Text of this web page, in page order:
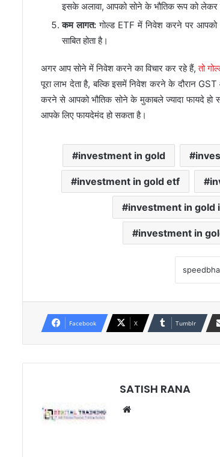
इसके अलावा, आपको सोने के भौतिक रूप को लेकर
कम लागत:गोल्ड ETF में निवेश करने पर आपको
साबित होता है।
अगर आप सोने में निवेश करने का विचार कर रहे हैं, तो
पूरा लाभ देता है, बल्कि इसमें निवेश करने के दौरान
करने से आपको भौतिक सोने के मुकाबले ज्यादा फायदे
आपके लिए फायदेमंद हो सकता है।
investment in gold
investment in gold etf
investment in gold
investment in
Facebook X Tumblr
SATISH RANA